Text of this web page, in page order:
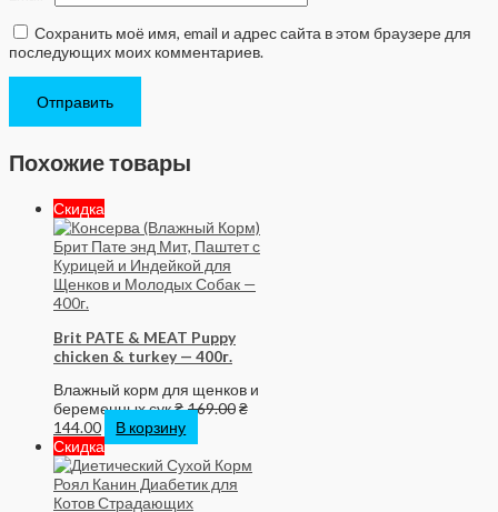
Сохранить моё имя, email и адрес сайта в этом браузере для
последующих моих комментариев.
Похожие товары
Скидка
Brit PATE & MEAT Puppy
chicken & turkey — 400г.
Влажный корм для щенков и
беременных сук₴ 169.00₴
144.00
В корзину
Скидка